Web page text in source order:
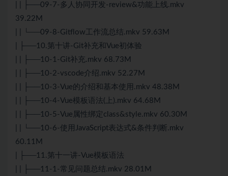
| | ├──09-7-多人协同开发-review&功能上线.mkv
39.22M
| | └──09-8-Gitflow工作流总结.mkv 59.63M
| ├──10.第十讲-Git补充和Vue初体验
| | ├──10-1-Git补充.mkv 68.73M
| | ├──10-2-vscode介绍.mkv 52.27M
| | ├──10-3-Vue的介绍和基本使用.mkv 48.38M
| | ├──10-4-Vue模板语法(上).mkv 64.68M
| | ├──10-5-Vue属性绑定class&style.mkv 60.30M
| | └──10-6-使用JavaScript表达式&条件判断.mkv
60.11M
| ├──11.第十一讲-Vue模板语法
| | ├──11-1-常见问题总结.mkv 28.01M